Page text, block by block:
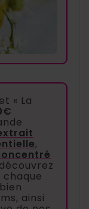
« La
,
chaque
ainsi